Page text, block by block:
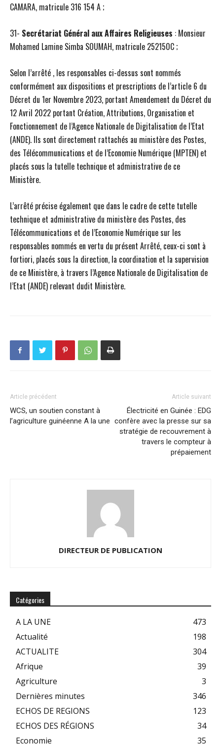
CAMARA, matricule 316 154 A ;
31- Secrétariat Général aux Affaires Religieuses : Monsieur
Mohamed Lamine Simba SOUMAH, matricule 252150C ;
Selon l’arrêté , les responsables ci-dessus sont nommés
conformément aux dispositions et prescriptions de l’article 6 du
Décret du 1er Novembre 2023, portant Amendement du Décret du
12 Avril 2022 portant Création, Attributions, Organisation et
Fonctionnement de l’Agence Nationale de Digitalisation de l’Etat
(ANDE). Ils sont directement rattachés au ministère des Postes,
des Télécommunications et de l’Economie Numérique (MPTEN) et
placés sous la tutelle technique et administrative de ce
Ministère.
L’arrêté précise également que dans le cadre de cette tutelle
technique et administrative du ministère des Postes, des
Télécommunications et de l’Economie Numérique sur les
responsables nommés en vertu du présent Arrêté, ceux-ci sont à
fortiori, placés sous la direction, la coordination et la supervision
de ce Ministère, à travers l’Agence Nationale de Digitalisation de
l’Etat (ANDE) relevant dudit Ministère.
Article précédent
WCS, un soutien constant à
l’agriculture guinéenne A la une
Article suivant
Électricité en Guinée : EDG
confère avec la presse sur sa
stratégie de recouvrement à
travers le compteur à
prépaiement
DIRECTEUR DE PUBLICATION
Catégories
A LA UNE
473
Actualité
198
ACTUALITE
304
Afrique
39
Agriculture
3
Dernières minutes
346
ECHOS DE REGIONS
123
ECHOS DES RÉGIONS
34
Economie
35